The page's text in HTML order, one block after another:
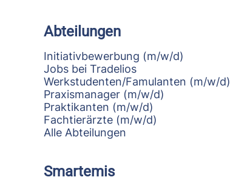
Abteilungen
Initiativbewerbung (m/w/d)
Jobs bei Tradelios
Werkstudenten/Famulanten (m/w/d)
Praxismanager (m/w/d)
Praktikanten (m/w/d)
Fachtierärzte (m/w/d)
Alle Abteilungen
Smartemis